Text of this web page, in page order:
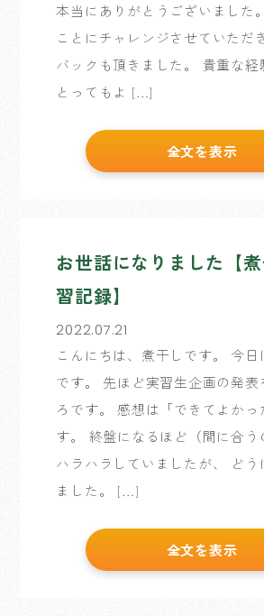
本当にありがとうございました
ことにチャレンジさせていただ
バックも頂きました。 貴重な経
とってもよ […]
全文を表示
お世話になりました【
習記録】
2022.07.21
こんにちは、煮干しです。 今日
です。 先ほど実習生企画の発表
ろです。 感想は「できてよかっ
す。 終盤になるほど（間に合う
ハラハラしていましたが、 どう
ました。 […]
全文を表示